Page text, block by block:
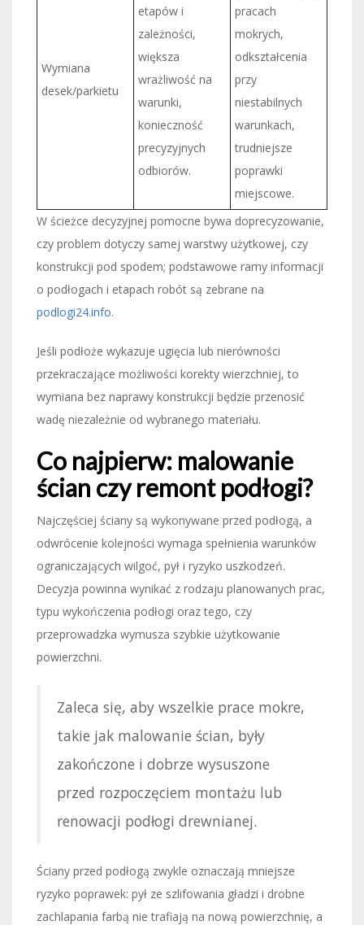
Wymiana
desek/parkietu
etapów i
zależności,
większa
wrażliwość na
warunki,
konieczność
precyzyjnych
odbiorów.
pracach
mokrych,
odkształcenia
przy
niestabilnych
warunkach,
trudniejsze
poprawki
miejscowe.
W ścieżce decyzyjnej pomocne bywa doprecyzowanie,
czy problem dotyczy samej warstwy użytkowej, czy
konstrukcji pod spodem; podstawowe ramy informacji
o podłogach i etapach robót są zebrane na
podlogi24.info.
Jeśli podłoże wykazuje ugięcia lub nierówności
przekraczające możliwości korekty wierzchniej, to
wymiana bez naprawy konstrukcji będzie przenosić
wadę niezależnie od wybranego materiału.
Co najpierw: malowanie
ścian czy remont podłogi?
Najczęściej ściany są wykonywane przed podłogą, a
odwrócenie kolejności wymaga spełnienia warunków
ograniczających wilgoć, pył i ryzyko uszkodzeń.
Decyzja powinna wynikać z rodzaju planowanych prac,
typu wykończenia podłogi oraz tego, czy
przeprowadzka wymusza szybkie użytkowanie
powierzchni.
Zaleca się, aby wszelkie prace mokre,
takie jak malowanie ścian, były
zakończone i dobrze wysuszone
przed rozpoczęciem montażu lub
renowacji podłogi drewnianej.
Ściany przed podłogą zwykle oznaczają mniejsze
ryzyko poprawek: pył ze szlifowania gładzi i drobne
zachlapania farbą nie trafiają na nową powierzchnię, a